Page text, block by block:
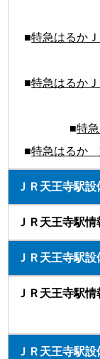
■特急はるか
■特急はるか
■特
■特急はるか